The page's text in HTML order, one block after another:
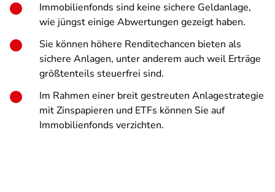
Immobilienfonds sind keine sichere Geldanlage,
wie jüngst einige Abwertungen gezeigt haben.
Sie können höhere Renditechancen bieten als
sichere Anlagen, unter anderem auch weil Erträge
größtenteils steuerfrei sind.
Im Rahmen einer breit gestreuten Anlagestrategie
mit Zinspapieren und ETFs können Sie auf
Immobilienfonds verzichten.